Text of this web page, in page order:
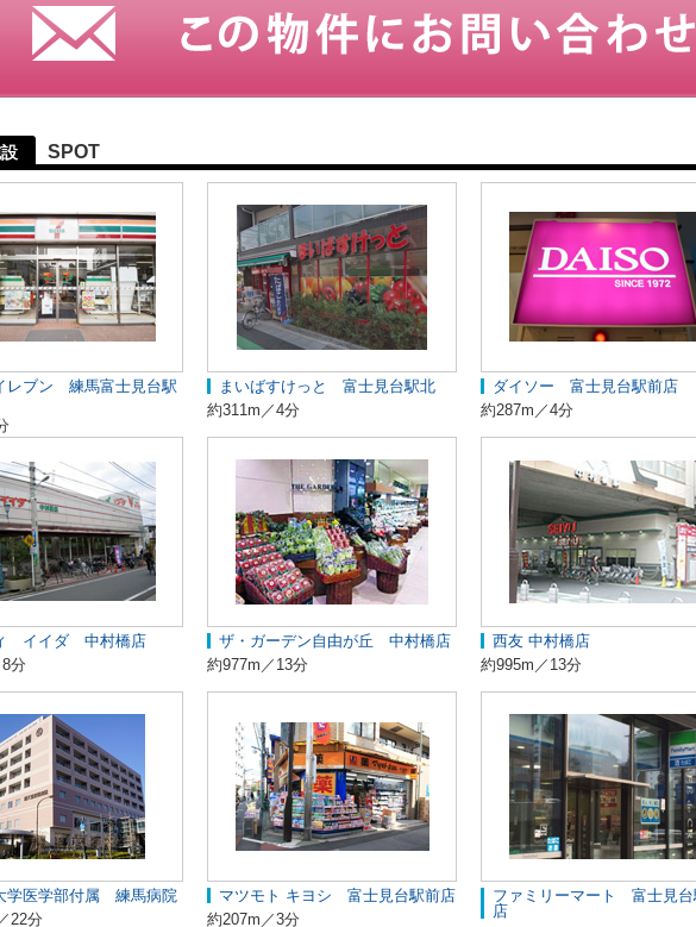
SPOT
レブン 練馬富士見台駅
まいばすけっと 富士見台駅北
約311m／4分
ダイソー 富士見台駅前店
約287m／4分
イイダ 中村橋店
分
ザ・ガーデン自由が丘 中村橋店
約977m／13分
西友 中村橋店
約995m／13分
学医学部付属 練馬病院
22分
マツモト キヨシ 富士見台駅前店
約207m／3分
ファミリーマート 富士見台
店